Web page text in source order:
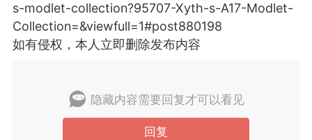
其他&工具
s-modlet-collection?95707-Xyth-s-A17-Modlet-
Collection=&viewfull=1#post880198
如有侵权，本人立即删除发布内容
隐藏内容需要回复才可以看见
回复